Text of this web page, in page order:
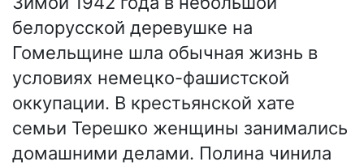
белорусской деревушке на
Гомельщине шла обычная жизнь в
условиях немецко-фашистской
оккупации. В крестьянской хате
семьи Терешко женщины занимались
домашними делами. Полина чинила